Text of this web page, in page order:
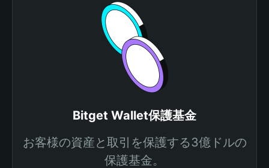
Bitget Wallet保護基金
お客様の資産と取引を保護する3億ドルの
保護基金。